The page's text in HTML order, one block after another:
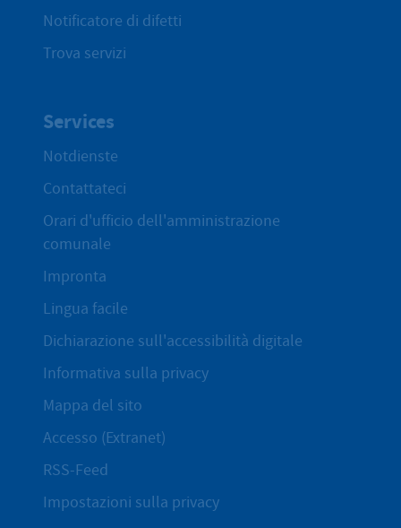
Notificatore di difetti
Trova servizi
Services
Notdienste
Contattateci
Orari d'ufficio dell'amministrazione
comunale
Impronta
Lingua facile
Dichiarazione sull'accessibilità digitale
Informativa sulla privacy
Mappa del sito
Accesso (Extranet)
RSS-Feed
Impostazioni sulla privacy